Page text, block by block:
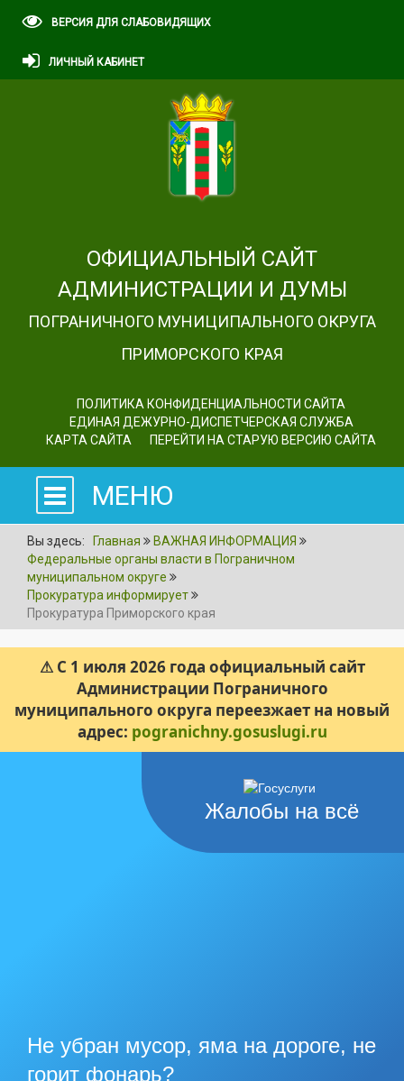
ВЕРСИЯ ДЛЯ СЛАБОВИДЯЩИХ
ЛИЧНЫЙ КАБИНЕТ
ОФИЦИАЛЬНЫЙ САЙТ
АДМИНИСТРАЦИИ И ДУМЫ
ПОГРАНИЧНОГО МУНИЦИПАЛЬНОГО ОКРУГА
ПРИМОРСКОГО КРАЯ
ПОЛИТИКА КОНФИДЕНЦИАЛЬНОСТИ САЙТА
ЕДИНАЯ ДЕЖУРНО-ДИСПЕТЧЕРСКАЯ СЛУЖБА
КАРТА САЙТА
ПЕРЕЙТИ НА СТАРУЮ ВЕРСИЮ САЙТА
МЕНЮ
Вы здесь: Главная
ВАЖНАЯ ИНФОРМАЦИЯ
Федеральные органы власти в Пограничном
муниципальном округе
Прокуратура информирует
Прокуратура Приморского края
⚠ С 1 июля 2026 года официальный сайт
Администрации Пограничного
муниципального округа переезжает на новый
адрес: pogranichny.gosuslugi.ru
Жалобы на всё
Не убран мусор, яма на дороге, не
горит фонарь?